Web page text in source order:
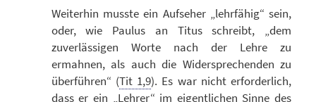
Weiterhin musste ein Aufseher „lehrfähig“ sein,
oder, wie Paulus an Titus schreibt, „dem
zuverlässigen Worte nach der Lehre zu
ermahnen, als auch die Widersprechenden zu
überführen“ (Tit 1,9). Es war nicht erforderlich,
dass er ein „Lehrer“ im eigentlichen Sinne des